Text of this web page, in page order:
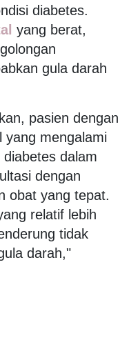
diabetes.
yang berat,
gula darah
pasien dengan
yang mengalami
dalam
dengan
obat yang tepat.
relatif lebih
tidak
darah,"